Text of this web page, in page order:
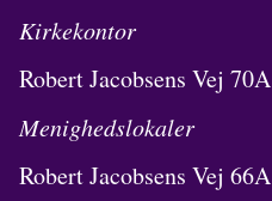
Kirkekontor
Robert Jacobsens Vej 70A
Menighedslokaler
Robert Jacobsens Vej 66A